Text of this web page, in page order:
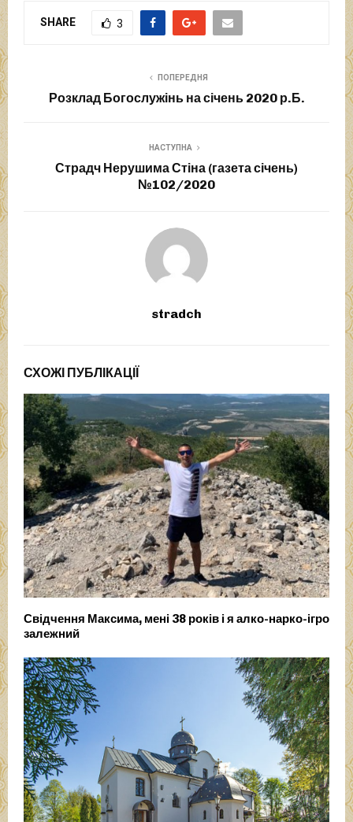
SHARE 3
ПОПЕРЕДНЯ
Розклад Богослужінь на січень 2020 р.Б.
НАСТУПНА
Страдч Нерушима Стіна (газета січень)
№102/2020
stradch
СХОЖІ ПУБЛІКАЦІЇ
Свідчення Максима, мені 38 років і я алко-нарко-ігро
залежний